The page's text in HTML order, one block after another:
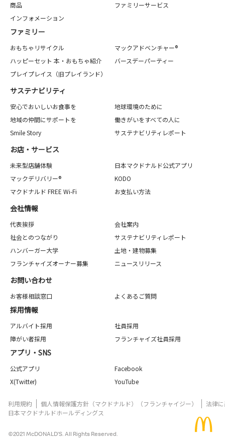
商品
ファミリーサービス
インフォメーション
ファミリー
おもちゃリサイクル
マックアドベンチャー®
ハッピーセット 本・おもちゃ紹介
バースデーパーティー
プレイプレイス（旧プレイランド）
サステナビリティ
安心でおいしいお食事を
地球環境のために
地域の仲間にサポートを
働きがいをすべての人に
Smile Story
サステナビリティレポート
お店・サービス
未来型店舗体験
日本マクドナルド公式アプリ
マックデリバリー®
KODO
マクドナルド FREE Wi-Fi
お支払い方法
会社情報
代表挨拶
会社案内
社会とのつながり
サステナビリティレポート
ハンバーガー大学
土地・建物募集
フランチャイズオーナー募集
ニュースリリース
お問い合わせ
お客様相談窓口 よくあるご質問
採用情報
アルバイト採用
社員採用
障がい者採用
フランチャイズ社員採用
アプリ・SNS
公式アプリ
Facebook
X(Twitter)
YouTube
利用規約 個人情報保護方針（マクドナルド）（フランチャイジー）
法律
日本マクドナルドホールディングス
©2021 McDONALD’S. All Rights Reserved.